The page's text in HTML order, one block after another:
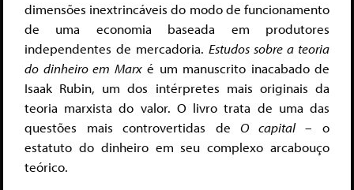
dimensões inextrincáveis do modo de funcionamento
de uma economia baseada em produtores
independentes de mercadoria. Estudos sobre a teoria
do dinheiro em Marxé um manuscrito inacabado de
Isaak Rubin, um dos intérpretes mais originais da
teoria marxista do valor. O livro trata de uma das
questões mais controvertidas deO capital– o
estatuto do dinheiro em seu complexo arcabouço
teórico.